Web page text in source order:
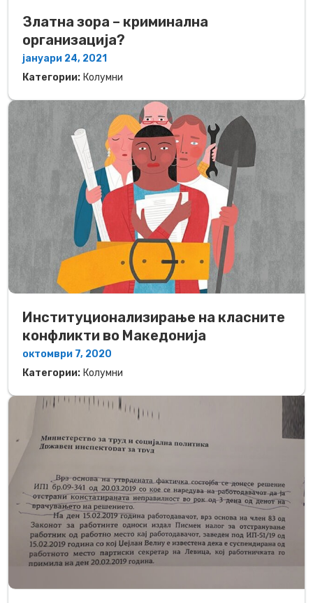
Златна зора – криминална
организација?
јануари 24, 2021
Категории: Колумни
Институционализирање на класните
конфликти во Македонија
октомври 7, 2020
Категории: Колумни